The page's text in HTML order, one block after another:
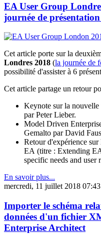
EA User Group
journée de
Cet article porte sur la
Londres 2018 (la journée de
possibilité d'assister à 6
Cet article partage un retour
Keynote sur la
par Peter Lieber.
Model Driven
Gemalto par David
Retour d'expérience
EA (titre : Extending
specific needs and user
En savoir plus...
mercredi, 11 juillet 2018 07:43
Importer le schéma
données d'un fichier
Enterprise Architect